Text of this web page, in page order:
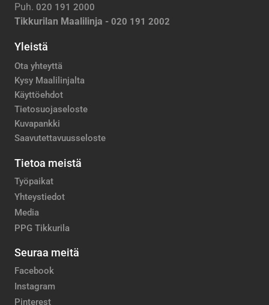
Puh. 020 191 2000
Tikkurilan Maalilinja - 020 191 2002
Yleistä
Ota yhteyttä
Kysy Maalilinjalta
Käyttöehdot
Tietosuojaseloste
Kuvapankki
Saavutettavuusseloste
Tietoa meistä
Työpaikat
Yhteystiedot
Media
PPG Tikkurila
Seuraa meitä
Facebook
Instagram
Pinterest